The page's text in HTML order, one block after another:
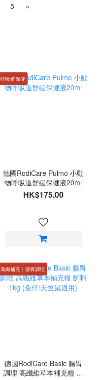
5 »
呼吸道保健
德國RodiCare Pulmo 小動
物呼吸道舒緩保健液20ml
HK$175.00
高纖補充｜腸胃調理
德國RodiCare Basic 腸胃
調理 高纖維草本補充糧 飼